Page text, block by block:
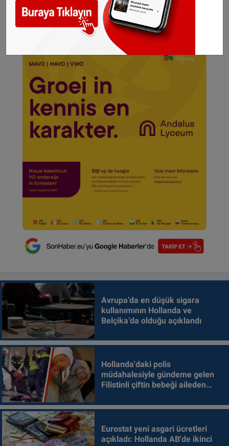
kaynak olarak gösterilmeden alınan haberler
için hukuki işlem başlatılacaktır.
Avrupa’da en düşük sigara
kullanımının Hollanda ve
Belçika’da olduğu açıklandı
Hollanda'daki polis
müdahalesiyle gündeme gelen
Filistinli çiftin bebeği aileden
Eurostat yeni asgari ücretleri
açıkladı: Hollanda AB'de ikinci